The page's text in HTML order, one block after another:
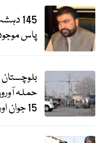
145
پاس
15 جوان اور 18 عام شہری شہید